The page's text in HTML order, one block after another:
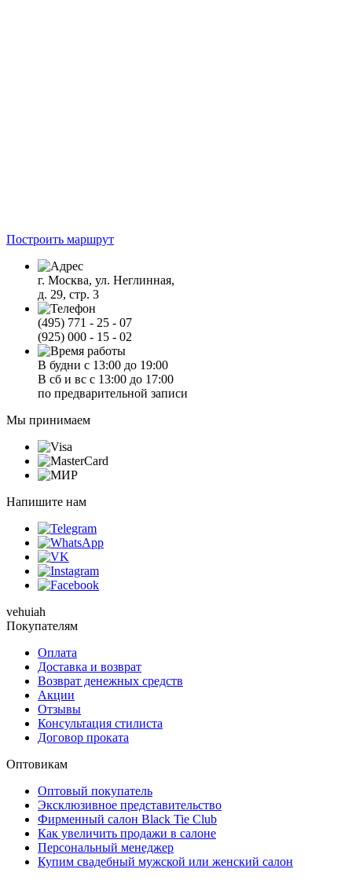
Построить маршрут
г. Москва, ул. Неглинная,
д. 29, стр. 3
(495) 771 - 25 - 07
(925) 000 - 15 - 02
В будни с 13:00 до 19:00
В сб и вс с 13:00 до 17:00
по предварительной записи
Мы принимаем
Напишите нам
vehuiah
Покупателям
Оплата
Доставка и возврат
Возврат денежных средств
Акции
Отзывы
Консультация стилиста
Договор проката
Оптовикам
Оптовый покупатель
Эксклюзивное представительство
Фирменный салон Black Tie Club
Как увеличить продажи в салоне
Персональный менеджер
Купим свадебный мужской или женский салон